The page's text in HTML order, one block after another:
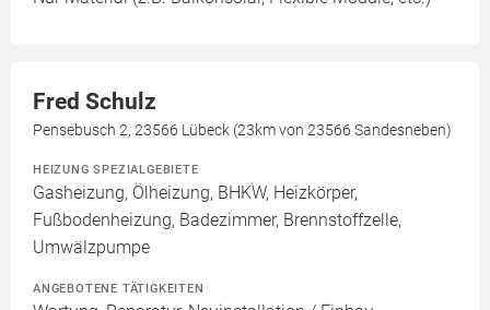
Fred Schulz
Pensebusch 2, 23566 Lübeck (23km von 23566 Sandesneben)
HEIZUNG SPEZIALGEBIETE
Gasheizung, Ölheizung, BHKW, Heizkörper,
Fußbodenheizung, Badezimmer, Brennstoffzelle,
Umwälzpumpe
ANGEBOTENE TÄTIGKEITEN